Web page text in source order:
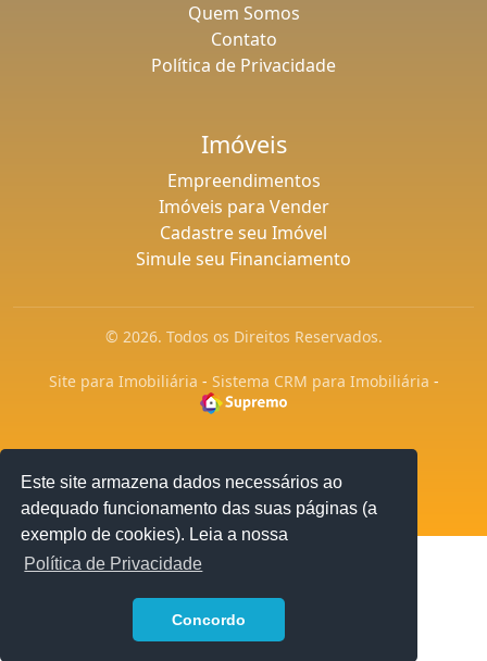
Este site armazena dados necessários ao
adequado funcionamento das suas páginas (a
exemplo de cookies). Leia a nossa
Política de Privacidade
Concordo
Quem Somos
Contato
Política de Privacidade
Imóveis
Empreendimentos
Imóveis para Vender
Cadastre seu Imóvel
Simule seu Financiamento
© 2026. Todos os Direitos Reservados.
Site para Imobiliária - Sistema CRM para Imobiliária -